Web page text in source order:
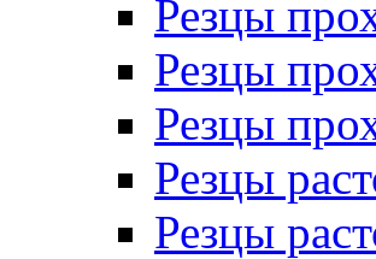
Резцы
Резцы
Резцы
Резцы
Резцы